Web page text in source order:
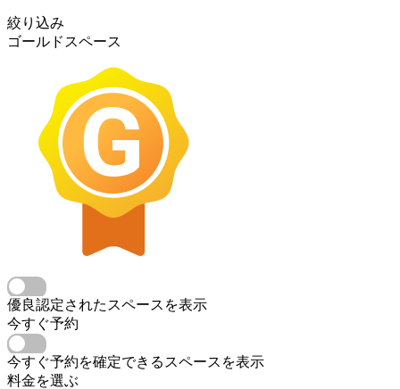
絞り込み
ゴールドスペース
優良認定されたスペースを表示
今すぐ予約
今すぐ予約を確定できるスペースを表示
料金を選ぶ